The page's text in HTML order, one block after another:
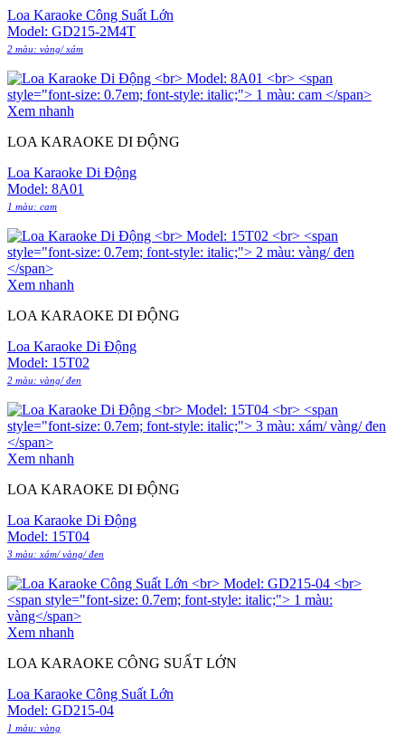
Loa Karaoke Công Suất Lớn
Model: GD215-2M4T
2 màu: vàng/ xám
Xem nhanh
LOA KARAOKE DI ĐỘNG
Loa Karaoke Di Động
Model: 8A01
1 màu: cam
Xem nhanh
LOA KARAOKE DI ĐỘNG
Loa Karaoke Di Động
Model: 15T02
2 màu: vàng/ đen
Xem nhanh
LOA KARAOKE DI ĐỘNG
Loa Karaoke Di Động
Model: 15T04
3 màu: xám/ vàng/ đen
Xem nhanh
LOA KARAOKE CÔNG SUẤT LỚN
Loa Karaoke Công Suất Lớn
Model: GD215-04
1 màu: vàng